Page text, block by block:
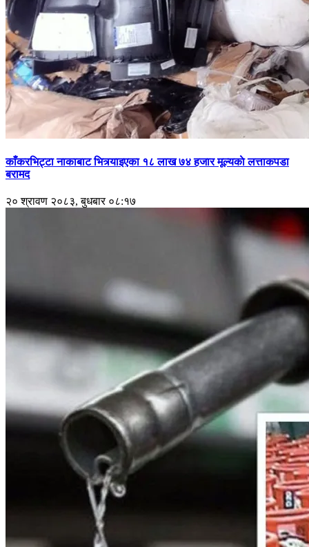
काँकरभिट्टा नाकाबाट भित्र्याइएका १८ लाख ७४ हजार मूल्यकाे लत्ताकपडा
बरामद
२० श्रावण २०८३, बुधबार ०८:१७